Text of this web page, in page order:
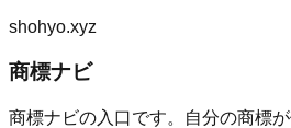
shohyo.xyz
商標ナビ
商標ナビの入口です。自分の商標